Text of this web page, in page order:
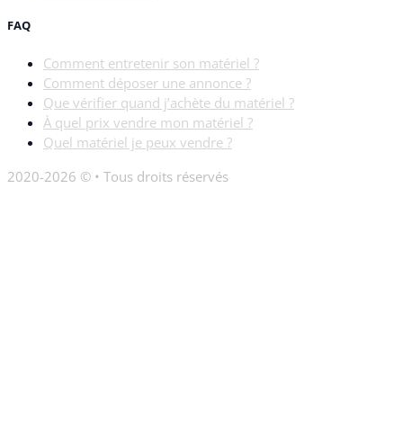
FAQ
Comment entretenir son matériel ?
Comment déposer une annonce ?
Que vérifier quand j’achète du matériel ?
À quel prix vendre mon matériel ?
Quel matériel je peux vendre ?
2020-2026 © • Tous droits réservés